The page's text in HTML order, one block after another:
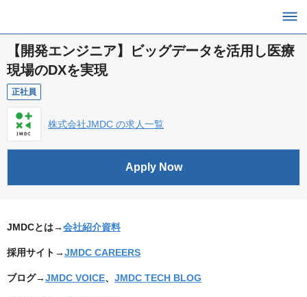
【開発エンジニア】ビッグデータを活用し医療
現場のDXを実現
正社員
株式会社JMDC の求人一覧
Apply Now
JMDCとは→会社紹介資料
採用サイト→JMDC CAREERS
ブログ→JMDC VOICE、 JMDC TECH BLOG